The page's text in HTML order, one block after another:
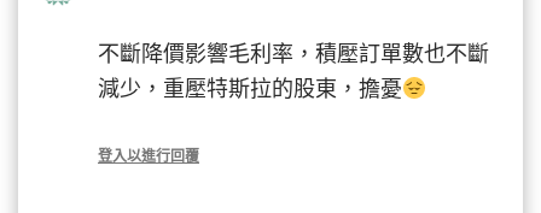
不斷降價影響毛利率，積壓訂單數也不斷
減少，重壓特斯拉的股東，擔憂
登入以進行回覆